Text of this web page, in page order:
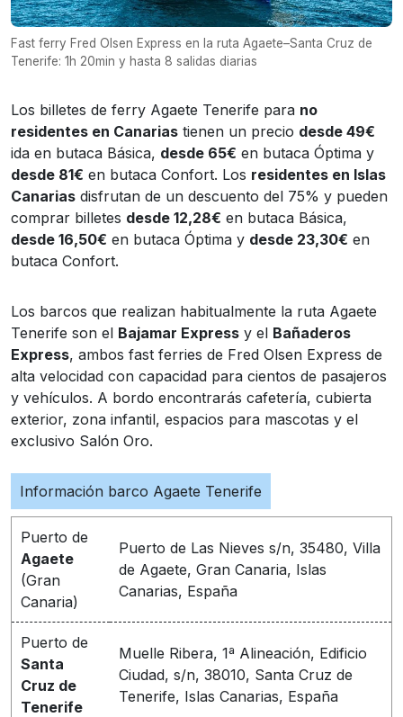
Fast ferry Fred Olsen Express en la ruta Agaete–Santa Cruz de
Tenerife: 1h 20min y hasta 8 salidas diarias
Los billetes de ferry Agaete Tenerife para no
residentes en Canarias tienen un precio desde 49€
ida en butaca Básica, desde 65€ en butaca Óptima y
desde 81€ en butaca Confort. Los residentes en Islas
Canarias disfrutan de un descuento del 75% y pueden
comprar billetes desde 12,28€ en butaca Básica,
desde 16,50€ en butaca Óptima y desde 23,30€ en
butaca Confort.
Los barcos que realizan habitualmente la ruta Agaete
Tenerife son el Bajamar Express y el Bañaderos
Express, ambos fast ferries de Fred Olsen Express de
alta velocidad con capacidad para cientos de pasajeros
y vehículos. A bordo encontrarás cafetería, cubierta
exterior, zona infantil, espacios para mascotas y el
exclusivo Salón Oro.
Información barco Agaete Tenerife
Puerto de
Agaete
(Gran
Canaria)
Puerto de Las Nieves s/n, 35480, Villa
de Agaete, Gran Canaria, Islas
Canarias, España
Puerto de
Santa
Cruz de
Tenerife
Muelle Ribera, 1ª Alineación, Edificio
Ciudad, s/n, 38010, Santa Cruz de
Tenerife, Islas Canarias, España